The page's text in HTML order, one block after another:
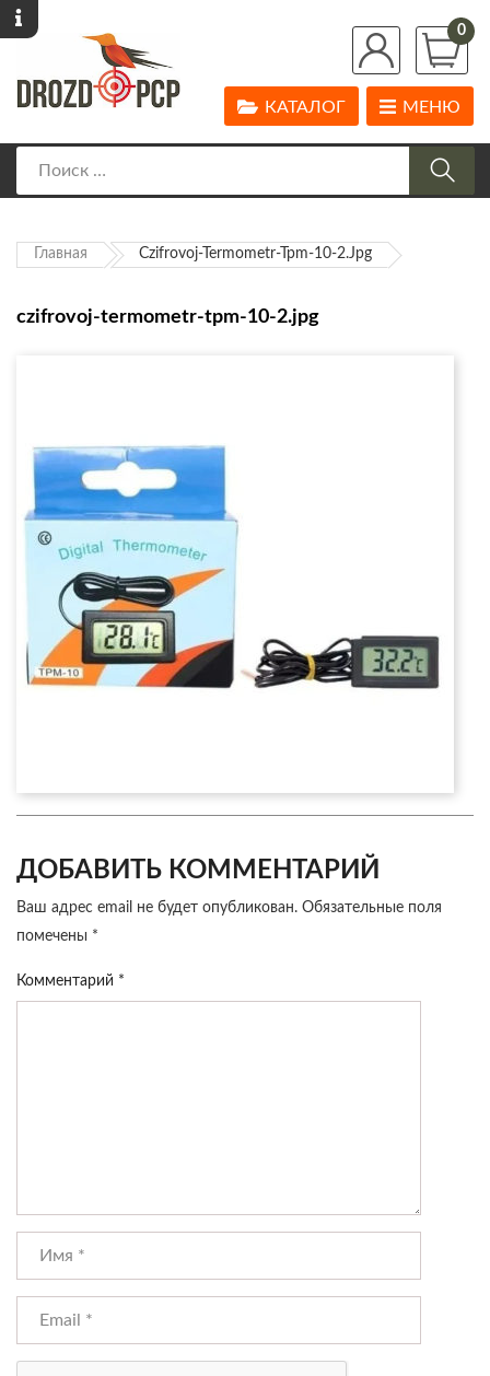
0
МЕНЮ
КАТАЛОГ
Главная Czifrovoj-Termometr-Tpm-10-2.jpg
czifrovoj-termometr-tpm-10-2.jpg
ДОБАВИТЬ КОММЕНТАРИЙ
Ваш адрес email не будет опубликован. Обязательные поля
помечены *
Комментарий *